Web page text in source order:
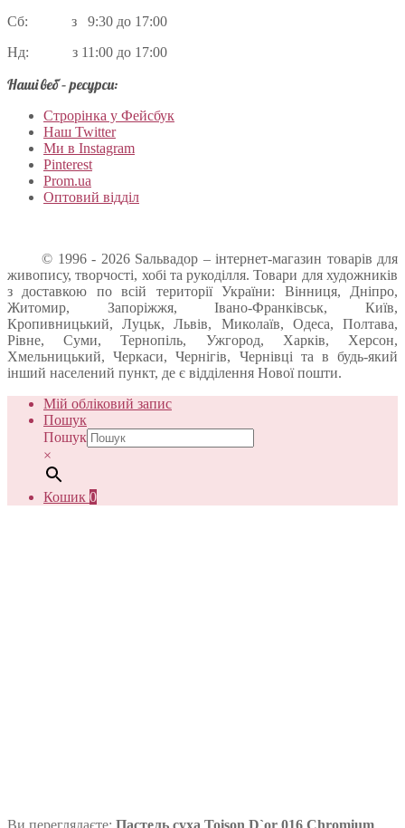
Сб: з 9:30 до 17:00
Нд: з 11:00 до 17:00
Наші веб – ресурси:
Строрінка у Фейсбук
Наш Twitter
Ми в Instagram
Pinterest
Prom.ua
Оптовий відділ
© 1996 - 2026 Sальвадор – інтернет-магазин товарів для
живопису, творчості, хобі та рукоділля. Товари для художників
з доставкою по всій території України: Вінниця, Дніпро,
Житомир, Запоріжжя, Івано-Франківськ, Київ,
Кропивницький, Луцьк, Львів, Миколаїв, Одеса, Полтава,
Рівне, Суми, Тернопіль, Ужгород, Харків, Херсон,
Хмельницький, Черкаси, Чернігів, Чернівці та в будь-який
інший населений пункт, де є відділення Нової пошти.
Мій обліковий запис
Пошук
Пошук
×
Кошик 0